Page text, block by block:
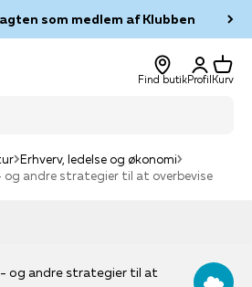
som medlem af Klubben
Find butik
Log ind
Profil
Kurv
Kurv
Erhverv, ledelse og økonomi
andre strategier til at overbevise
og andre strategier til at